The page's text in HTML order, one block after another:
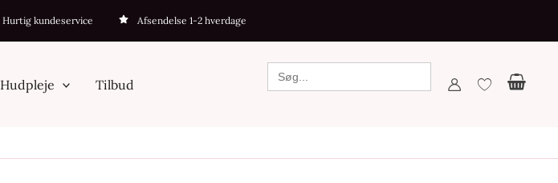
Hurtig kundeservice Afsendelse 1-2 hverdage
Hudpleje Tilbud